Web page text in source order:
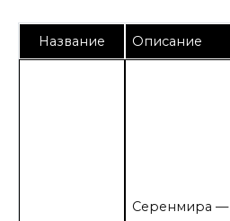
Название Описание
Серенмира —